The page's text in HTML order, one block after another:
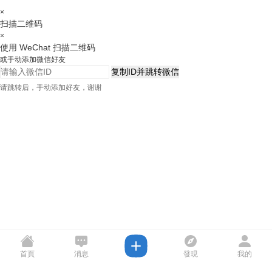
×
扫描二维码
×
使用 WeChat 扫描二维码
或手动添加微信好友
复制ID并跳转微信
请跳转后，手动添加好友，谢谢
首頁 消息 發現 我的